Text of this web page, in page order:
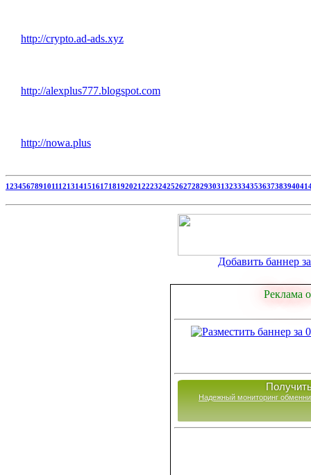
http://crypto.ad-ads.xyz
http://alexplus777.blogspot.com
http://nowa.plus
1234567891011121314151617181920212223242526272829303132333435363738394041
Добавить баннер
Реклама
Надежный мониторинг